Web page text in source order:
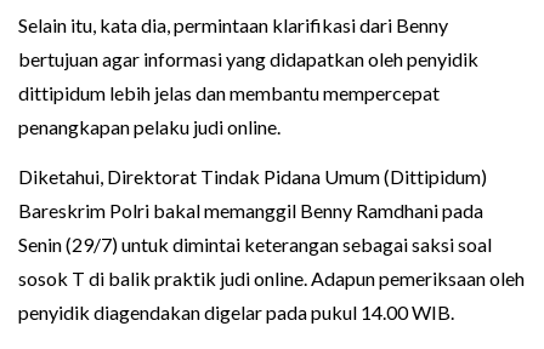
Selain itu, kata dia, permintaan klarifikasi dari Benny
bertujuan agar informasi yang didapatkan oleh penyidik
dittipidum lebih jelas dan membantu mempercepat
penangkapan pelaku judi online.
Diketahui, Direktorat Tindak Pidana Umum (Dittipidum)
Bareskrim Polri bakal memanggil Benny Ramdhani pada
Senin (29/7) untuk dimintai keterangan sebagai saksi soal
sosok T di balik praktik judi online. Adapun pemeriksaan oleh
penyidik diagendakan digelar pada pukul 14.00 WIB.